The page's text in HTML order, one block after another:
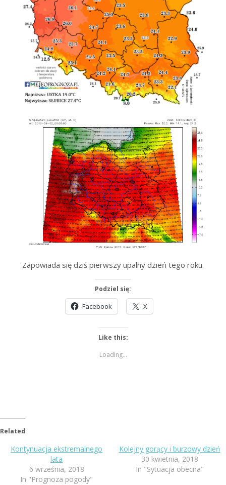
Zapowiada się dziś pierwszy upalny dzień tego roku.
Podziel się:
Facebook X
Like this:
Loading...
Related
Kontynuacja ekstremalnego
lata
6 września, 2018
In "Prognoza pogody"
Kolejny gorący i burzowy dzień
30 kwietnia, 2018
In "Sytuacja obecna"